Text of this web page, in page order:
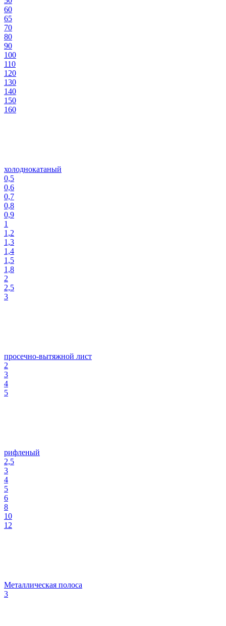
60
65
70
80
90
100
110
120
130
140
150
160
холоднокатаный
0,5
0,6
0,7
0,8
0,9
1
1,2
1,3
1,4
1,5
1,8
2
2,5
3
просечно-вытяжной лист
2
3
4
5
рифленый
2,5
3
4
5
6
8
10
12
Металлическая полоса
3